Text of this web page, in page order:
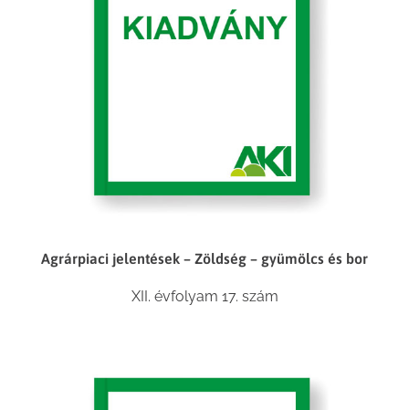
Agrárpiaci jelentések – Zöldség – gyümölcs és bor
XII. évfolyam 17. szám